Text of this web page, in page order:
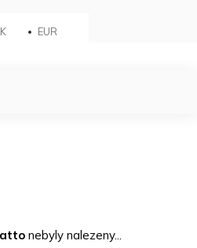
EUR
nebyly nalezeny...